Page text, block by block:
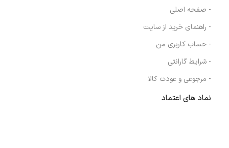
- صفحه اصلی
- راهنمای خرید از سایت
- حساب کاربری من
- شرایط گارانتی
- مرجوعی و عودت کالا
نماد های اعتماد